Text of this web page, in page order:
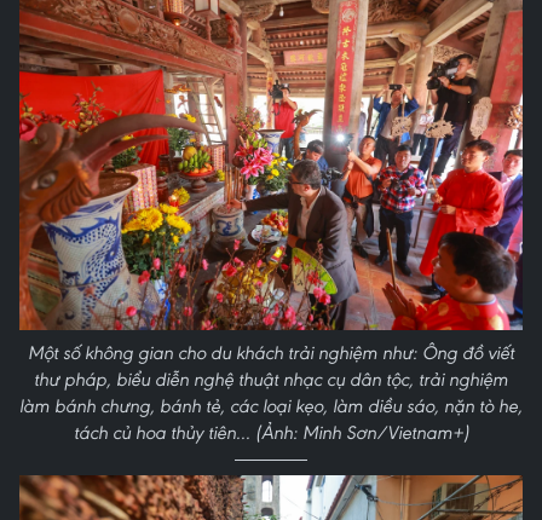
Một số không gian cho du khách trải nghiệm như: Ông đồ viết
thư pháp, biểu diễn nghệ thuật nhạc cụ dân tộc, trải nghiệm
làm bánh chưng, bánh tẻ, các loại kẹo, làm diều sáo, nặn tò he,
tách củ hoa thủy tiên... (Ảnh: Minh Sơn/Vietnam+)